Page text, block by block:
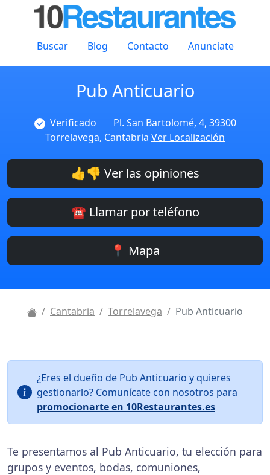
Buscar Blog Contacto Anunciate
Pub Anticuario
Verificado
Pl. San Bartolomé, 4, 39300
Torrelavega, Cantabria Ver Localización
👍👎 Ver las opiniones
☎️ Llamar por teléfono
📍 Mapa
Cantabria Torrelavega Pub Anticuario
¿Eres el dueño de Pub Anticuario y quieres
gestionarlo? Comunícate con nosotros para
promocionarte en 10Restaurantes.es
Te presentamos al Pub Anticuario, tu elección para
grupos y eventos, bodas, comuniones,